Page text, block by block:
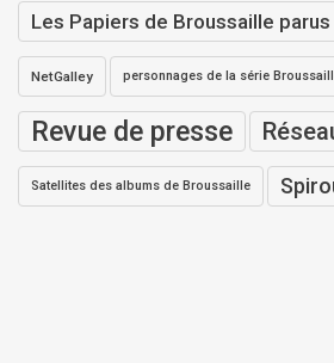
Les Papiers de Broussaille
NetGalley personnages de la série
Revue de presse
Satellites des albums de Broussaille